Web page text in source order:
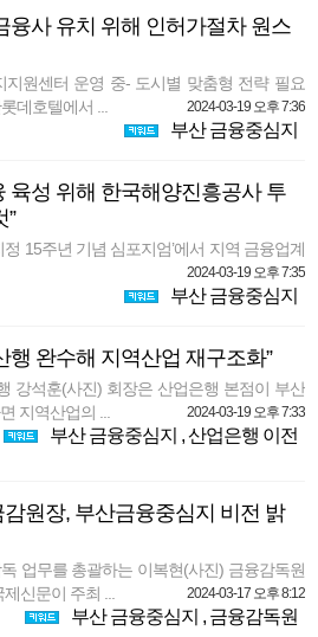
융사 유치 위해 인허가절차 원스
지원센터 운영 중- 도시별 맞춤형 전략 필요
데호텔에서 ...
2024-03-19 오후 7:36
부산 금융중심지
육성 위해 한국해양진흥공사 투
”
15주년 기념 심포지엄’에서 지역 금융업계
2024-03-19 오후 7:35
부산 금융중심지
행 완수해 지역산업 재구조화”
강석훈(사진) 회장은 산업은행 본점이 부산
지역산업의 ...
2024-03-19 오후 7:33
부산 금융중심지 ,산업은행 이전
원장, 부산금융중심지 비전 밝
업무를 총괄하는 이복현(사진) 금융감독원
신문이 주최 ...
2024-03-17 오후 8:12
부산 금융중심지 , 금융감독원